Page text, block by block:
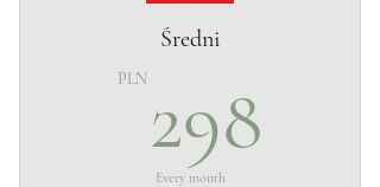
Średni
PLN 298
Every month